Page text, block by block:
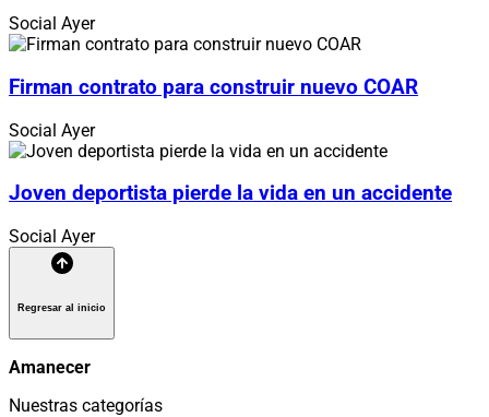
Social Ayer
Firman contrato para construir nuevo COAR
Social Ayer
Joven deportista pierde la vida en un accidente
Social Ayer
Regresar al inicio
Amanecer
Nuestras categorías